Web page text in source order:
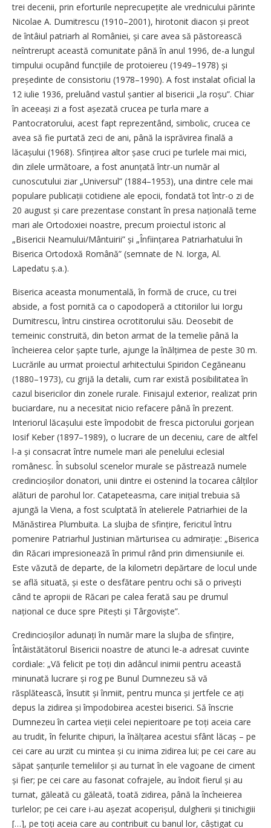
trei decenii, prin eforturile neprecupețite ale vrednicului părinte
Nicolae A. Dumitrescu (1910–2001), hirotonit diacon și preot
de întâiul patriarh al României, și care avea să păstorească
neîntrerupt această comunitate până în anul 1996, de-a lungul
timpului ocupând funcțiile de protoiereu (1949–1978) și
președinte de consistoriu (1978–1990). A fost instalat oficial la
12 iulie 1936, preluând vastul șantier al bisericii „la roșu”. Chiar
în aceeași zi a fost așezată crucea pe turla mare a
Pantocratorului, acest fapt reprezentând, simbolic, crucea ce
avea să fie purtată zeci de ani, până la isprăvirea finală a
lăcașului (1968). Sfințirea altor șase cruci pe turlele mai mici,
din zilele următoare, a fost anunțată într-un număr al
cunoscutului ziar „Universul” (1884–1953), una dintre cele mai
populare publicații cotidiene ale epocii, fondată tot într-o zi de
20 august și care prezentase constant în presa națională teme
mari ale Ortodoxiei noastre, precum proiectul istoric al
„Bisericii Neamului/Mântuirii” și „Înființarea Patriarhatului în
Biserica Ortodoxă Română” (semnate de N. Iorga, Al.
Lapedatu ș.a.).
Biserica aceasta monumentală, în formă de cruce, cu trei
abside, a fost pornită ca o capodoperă a ctitoriilor lui Iorgu
Dumitrescu, întru cinstirea ocrotitorului său. Deosebit de
temeinic construită, din beton armat de la temelie până la
încheierea celor șapte turle, ajunge la înălțimea de peste 30 m.
Lucrările au urmat proiectul arhitectului Spiridon Cegăneanu
(1880–1973), cu grijă la detalii, cum rar există posibilitatea în
cazul bisericilor din zonele rurale. Finisajul exterior, realizat prin
buciardare, nu a necesitat nicio refacere până în prezent.
Interiorul lăcașului este împodobit de fresca pictorului gorjean
Iosif Keber (1897–1989), o lucrare de un deceniu, care de altfel
l-a și consacrat între numele mari ale penelului eclesial
românesc. În subsolul scenelor murale se păstrează numele
credincioșilor donatori, unii dintre ei ostenind la tocarea câlților
alături de parohul lor. Catapeteasma, care inițial trebuia să
ajungă la Viena, a fost sculptată în atelierele Patriarhiei de la
Mănăstirea Plumbuita. La slujba de sfințire, fericitul întru
pomenire Patriarhul Justinian mărturisea cu admirație: „Biserica
din Răcari impresionează în primul rând prin dimensiunile ei.
Este văzută de departe, de la kilometri depărtare de locul unde
se află situată, și este o desfătare pentru ochi să o privești
când te apropii de Răcari pe calea ferată sau pe drumul
național ce duce spre Pitești și Târgoviște”.
Credincioșilor adunați în număr mare la slujba de sfințire,
Întâistătătorul Bisericii noastre de atunci le-a adresat cuvinte
cordiale: „Vă felicit pe toți din adâncul inimii pentru această
minunată lucrare și rog pe Bunul Dumnezeu să vă
răsplătească, însutit și înmiit, pentru munca și jertfele ce ați
depus la zidirea și împodobirea acestei biserici. Să înscrie
Dumnezeu în cartea vieții celei nepieritoare pe toți aceia care
au trudit, în felurite chipuri, la înălțarea acestui sfânt lăcaș – pe
cei care au urzit cu mintea și cu inima zidirea lui; pe cei care au
săpat șanțurile temeliilor și au turnat în ele vagoane de ciment
și fier; pe cei care au fasonat cofrajele, au îndoit fierul și au
turnat, găleată cu găleată, toată zidirea, până la încheierea
turlelor; pe cei care i-au așezat acoperișul, dulgherii și tinichigiii
[…], pe toți aceia care au contribuit cu banul lor, câștigat cu